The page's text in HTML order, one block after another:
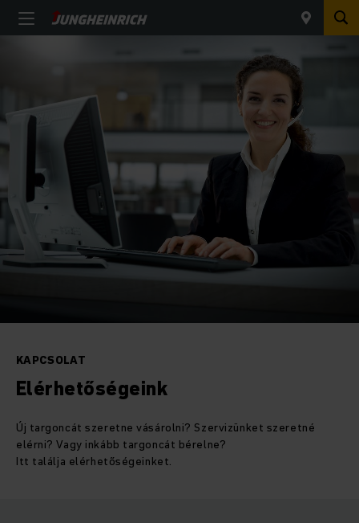
KAPCSOLAT
Elérhetőségeink
Új targoncát szeretne vásárolni? Szervizünket szeretné
elérni? Vagy inkább targoncát bérelne?
Itt találja elérhetőségeinket.